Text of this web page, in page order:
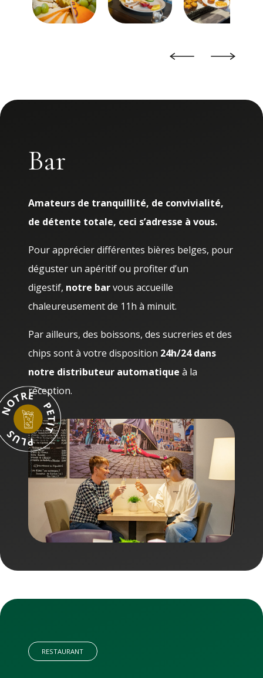
Bar
Amateurs de tranquillité, de convivialité,
de détente totale, ceci s’adresse à vous.
Pour apprécier différentes bières belges, pour
déguster un apéritif ou profiter d’un
digestif, notre barvous accueille
chaleureusement de 11h à minuit.
Par ailleurs, des boissons, des sucreries et des
chips sont à votre disposition 24h/24 dans
notre distributeur automatique à la
réception.
RESTAURANT